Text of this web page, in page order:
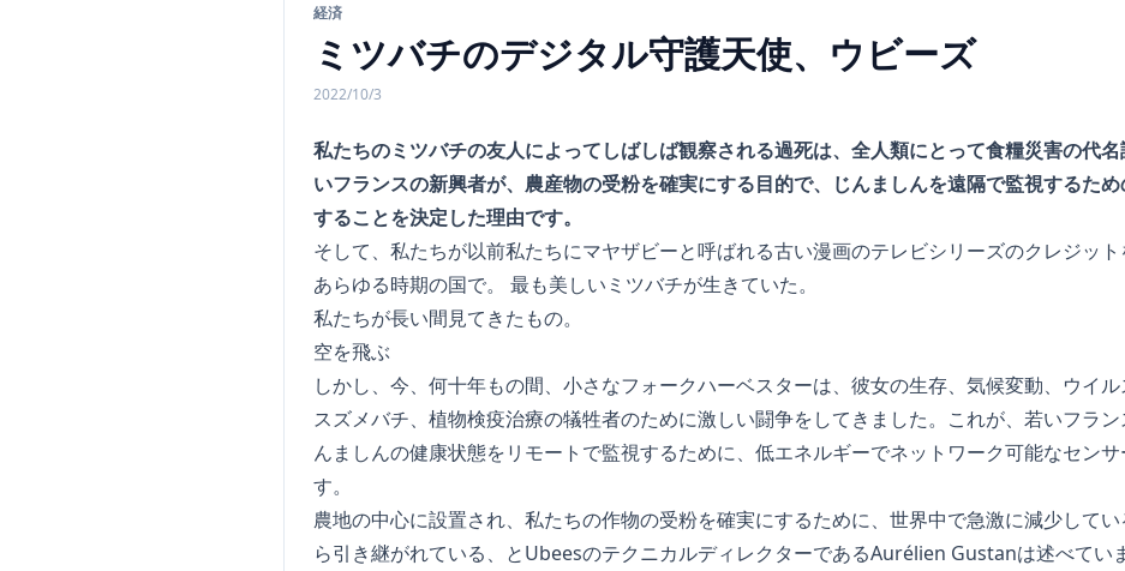
経済
ミツバチのデジタル守護天使、ウビーズ
2022/10/3
私たちのミツバチの友人によってしばしば観察される過死は、全人類にとって食糧災害の代
いフランスの新興者が、農産物の受粉を確実にする目的で、じんましんを遠隔で監視するた
することを決定した理由です。
そして、私たちが以前私たちにマヤザビーと呼ばれる古い漫画のテレビシリーズのクレジッ
あらゆる時期の国で。 最も美しいミツバチが生きていた。
私たちが長い間見てきたもの。
空を飛ぶ
しかし、今、何十年もの間、小さなフォークハーベスターは、彼女の生存、気候変動、ウイ
スズメバチ、植物検疫治療の犠牲者のために激しい闘争をしてきました。これが、若いフラ
んましんの健康状態をリモートで監視するために、低エネルギーでネットワーク可能なセン
す。
農地の中心に設置され、私たちの作物の受粉を確実にするために、世界中で急激に減少して
ら引き継がれている、とUbeesのテクニカルディレクターであるAurélien Gustanは述べていま